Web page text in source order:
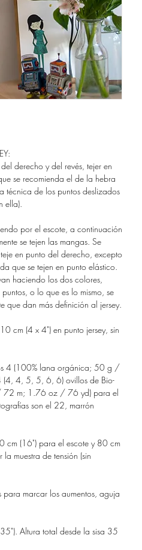
derecho y del revés, tejer en
se recomienda el de la hebra
técnica de los puntos deslizados
ella).
por el escote, a continuación
se tejen las mangas. Se
en punto del derecho, excepto
que se tejen en punto elástico.
haciendo los dos colores,
o lo que es lo mismo, se
que dan más definición al jersey.
cm (4 x 4") en punto jersey, sin
4 (100% lana orgánica; 50 g /
4, 5, 5, 6, 6) ovillos de Bio-
72 m; 1.76 oz / 76 yd) para el
son el 22, marrón
cm (16") para el escote y 80 cm
muestra de tensión (sin
marcar los aumentos, aguja
Altura total desde la sisa 35